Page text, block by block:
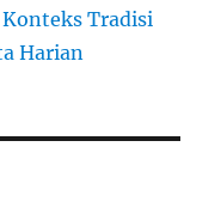
Tradisi
Harian